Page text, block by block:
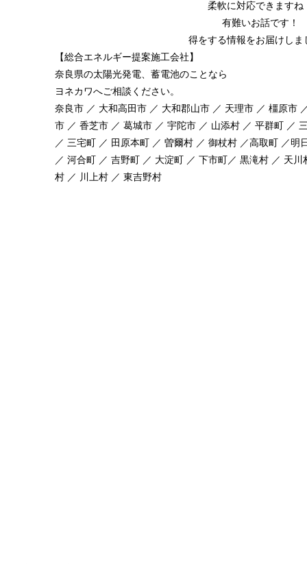
柔軟に対応できますね
有難いお話です！
得をする情報をお届けしま
【総合エネルギー提案施工会社】
奈良県の太陽光発電、蓄電池のことなら
ヨネカワへご相談ください。
奈良市 ／ 大和高田市 ／ 大和郡山市 ／ 天理市 ／ 橿原市
市 ／ 香芝市 ／ 葛城市 ／ 宇陀市 ／ 山添村 ／ 平群町 ／
／ 三宅町 ／ 田原本町 ／ 曽爾村 ／ 御杖村 ／高取町 ／明
／ 河合町 ／ 吉野町 ／ 大淀町 ／ 下市町／ 黒滝村 ／ 天
村 ／ 川上村 ／ 東吉野村